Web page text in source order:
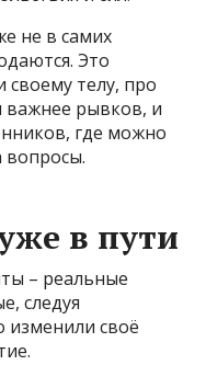
не в самих
Это
своему телу, про
важнее рывков, и
где можно
вопросы.
в пути
– реальные
следуя
изменили своё